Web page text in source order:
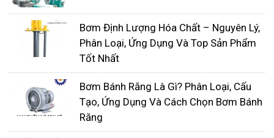
PVDF
Ứng dụng hóa học: tính kháng hóa chất cao đối với
axit và kiềm là đặc trưng của polyme flo (PVDF), đó
Bơm Định Lượng Hóa Chất – Nguyên Lý,
Phân Loại, Ứng Dụng Và Top Sản Phẩm
Tốt Nhất
Bơm Bánh Răng Là Gì? Phân Loại, Cấu
Tạo, Ứng Dụng Và Cách Chọn Bơm Bánh
Răng